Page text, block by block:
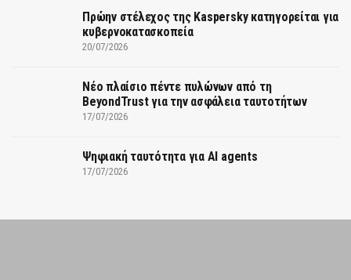
Πρώην στέλεχος της Kaspersky κατηγορείται για
κυβερνοκατασκοπεία
20/07/2026
Νέο πλαίσιο πέντε πυλώνων από τη
BeyondTrust για την ασφάλεια ταυτοτήτων
17/07/2026
Ψηφιακή ταυτότητα για AI agents
17/07/2026